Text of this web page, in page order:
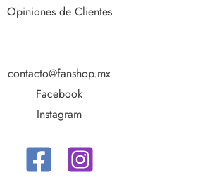
Opiniones de Clientes
contacto@fanshop.mx
Facebook
Instagram